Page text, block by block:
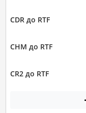
CDR до RTF
CHM до RTF
CR2 до RTF